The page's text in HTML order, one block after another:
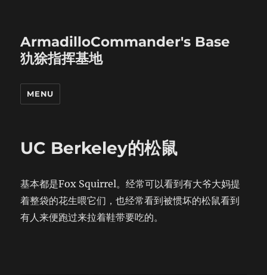
ArmadilloCommander's Base
犰狳指挥基地
MENU
UC Berkeley的松鼠
基本都是Fox Squirrel。经常可以看到有大爷大妈提
着整袋的花生喂它们，也经常看到被惯坏的松鼠看到
有人来便跑过来拉着鞋带要吃的。